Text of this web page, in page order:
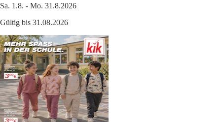
Sa. 1.8. - Mo. 31.8.2026
Gültig bis 31.08.2026